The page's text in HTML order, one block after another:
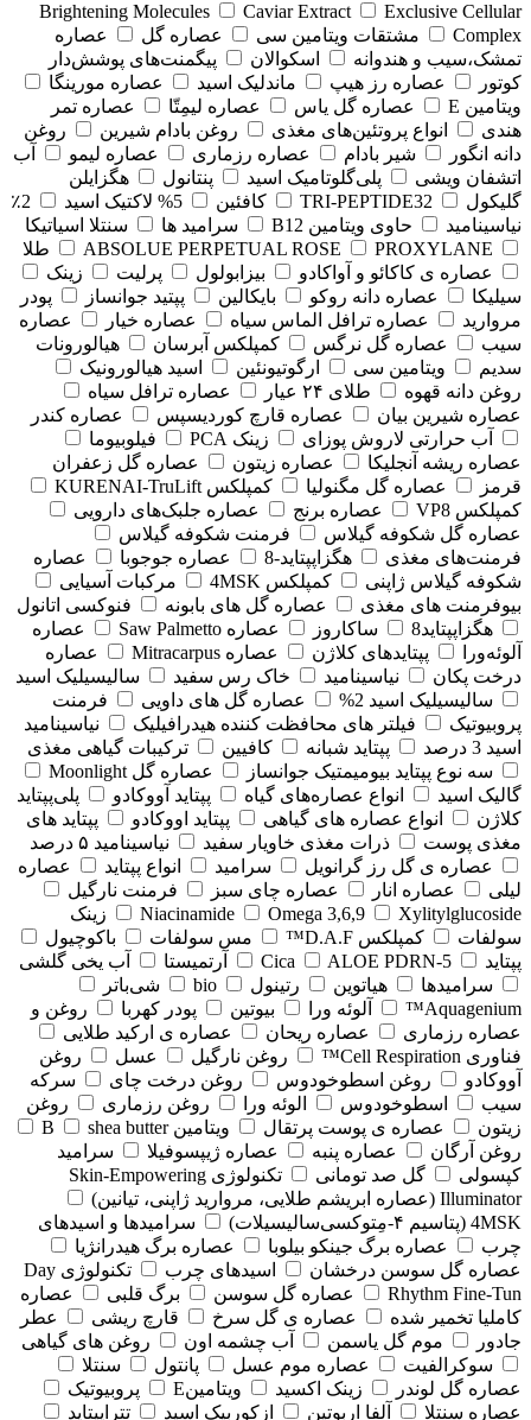
Brightening Molecules
Caviar Extract
Exclusive Cellular
Complex
مشتقات ویتامین سی عصاره گل
عصاره
تمشک،سیب و هندوانه
اسکوالان
پیگمنت‌های پوشش‌دار
کوتور
عصاره رز هیپ ماندلیک اسید
عصاره مورینگا
ویتامین E
عصاره گل یاس عصاره لیمِتّا
عصاره تمر
هندی
انواع پروتئین‌های مغذی روغن بادام شیرین
روغن
دانه انگور
شیر بادام عصاره رزماری عصاره لیمو
آب
اتشفان ویشی
پلی‌گلوتامیک اسید پنتانول
هگزایلن
گلیکول
TRI-PEPTIDE32 کافئین 5% لاکتیک اسید
2٪
نیاسینامید
حاوی ویتامین B12 سرامید ها
سنتلا اسیاتیکا
ABSOLUE PERPETUAL ROSE
PROXYLANE
طلا
عصاره ی کاکائو و آواکادو
بیزابولول پرلیت
زینک
سیلیکا
عصاره دانه روکو بایکالین پپتید جوانساز
پودر
مروارید
عصاره ترافل الماس سیاه عصاره خیار
عصاره
سیب
عصاره گل نرگس کمپلکس آبرسان
هیالورونات
سدیم
ویتامین سی ارگوتیونئین
اسید هیالورونیک
روغن دانه قهوه
طلای ۲۴ عیار
عصاره ترافل سیاه
عصاره شیرین بیان
عصاره قارچ کوردیسپس
عصاره کندر
آب حرارتی لاروش پوزای
زینک PCA
فیلوبیوما
عصاره ریشه آنجلیکا
عصاره زیتون
عصاره گل زعفران
قرمز
عصاره گل مگنولیا
کمپلکس KURENAI-TruLift
کمپلکس VP8
عصاره برنج
عصاره جلبک‌های دارویی
عصاره گل شکوفه گیلاس
فرمنت شکوفه گیلاس
فرمنت‌های مغذی
هگزاپپتاید-8 عصاره جوجوبا
عصاره
شکوفه گیلاس ژاپنی
کمپلکس 4MSK
مرکبات آسیایی
بیوفرمنت های مغذی
عصاره گل های بابونه
فنوکسی اتانول
هگزاپپتاید8
ساکاروز عصاره Saw Palmetto
عصاره
آلوئه‌ورا
پپتایدهای کلاژن عصاره Mitracarpus
عصاره
درخت پکان
نیاسینامید خاک رس سفید
سالیسیلیک اسید
سالیسیلیک اسید 2%
عصاره گل های داویی
فرمنت
پروبیوتیک
فیلتر های محافظت کننده هیدرافیلیک
نیاسینامید
اسید 3 درصد
پپتاید شبانه کافیین
ترکیبات گیاهی مغذی
سه نوع پپتاید بیومیمتیک جوانساز
عصاره گل Moonlight
گالیک اسید
انواع عصاره‌های گیاه پپتاید آووکادو
پلی‌پپتاید
کلاژن
انواع عصاره های گیاهی پپتاید اووکادو
پپتاید های
مغذی پوست
ذرات مغذی خاویار سفید
نیاسینامید ۵ درصد
عصاره ی گل رز گرانویل
سرامید انواع پپتاید
عصاره
لیلی
عصاره انار عصاره چای سبز
فرمنت نارگیل
Niacinamide
Omega 3,6,9 Xylitylglucoside
زینک
سولفات
کمپلکس D.A.F™ مس سولفات
باکوچیول
پپتاید
5-Cica
ALOE PDRN آرتمیستا
آب یخی گلشی
سرامیدها
هیاتوین رتینول bio
شی‌باتر
Aquagenium™
آلوئه ورا بیوتین پودر کهربا
روغن و
عصاره رزماری
عصاره ریحان
عصاره ی ارکید طلایی
فناوری Cell Respiration™
روغن نارگیل عسل
روغن
آووکادو
روغن اسطوخودوس روغن درخت چای
سرکه
سیب
اسطوخودوس الوئه ورا روغن رزماری
روغن
زیتون
عصاره ی پوست پرتقال ویتامین Bshea butter
روغن آرگان
عصاره پنبه عصاره ژیپسوفیلا
سرامید
کپسولی
گل صد تومانی
تکنولوژی Skin-Empowering
Illuminator (عصاره ابریشم طلایی، مروارید ژاپنی، تیانین)
4MSK (پتاسیم ۴‑مِتوکسی‌سالیسیلات)
سرامیدها و اسیدهای
چرب
عصاره برگ جینکو بیلوبا
عصاره برگ هیدرانژیا
عصاره گل سوسن درخشان
اسیدهای چرب
تکنولوژی Day
Rhythm Fine‑Tun
عصاره گل سوسن برگ قلبی
عصاره
کاملیا تخمیر شده
عصاره ی گل سرخ قارچ ریشی
عطر
جادور
موم گل یاسمن آب چشمه اون
روغن های گیاهی
سوکرالفیت
عصاره موم عسل پانتول
سنتلا
عصاره گل لوندر
زینک اکسید ویتامینE
پروبیوتیک
عصاره سنتلا
آلفا اربوتین ازکوربیک اسید تتراپپتاید